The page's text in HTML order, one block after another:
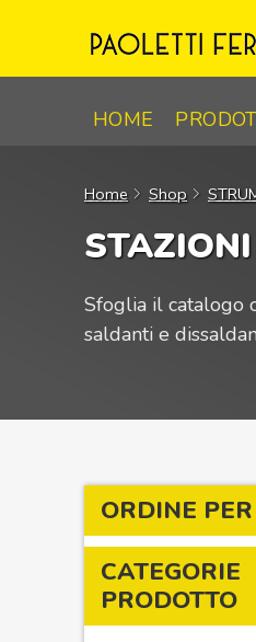
HOME
Home Shop
Sfoglia il catalogo
saldanti e
ORDINE PER
CATEGORIE
PRODOTTO